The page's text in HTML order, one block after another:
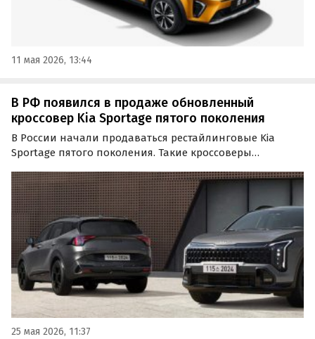
11 мая 2026, 13:44
В РФ появился в продаже обновленный
кроссовер Kia Sportage пятого поколения
В России начали продаваться рестайлинговые Kia
Sportage пятого поколения. Такие кроссоверы
них стартуют от 3 510 000 рублей, сообщает портал
«Автоновости дня».
25 мая 2026, 11:37